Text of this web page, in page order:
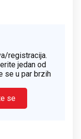
registracija.
jedan od
se u par brzih
se